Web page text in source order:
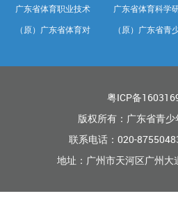
中心
联合会
广东省体育职业技术
学院
广东省体育科学
（原）广东省体育对
（原）广东省青
粤ICP备
版权所有：广东省青
联系电话：020-
地址：广州市天河区广州大